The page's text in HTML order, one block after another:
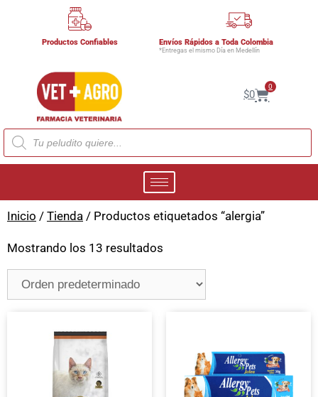
Productos Confiables Envíos Rápidos a Toda Colombia
*Entregas el mismo Día en Medellín
$0
0
Inicio / Tienda / Productos etiquetados “alergia”
Mostrando los 13 resultados